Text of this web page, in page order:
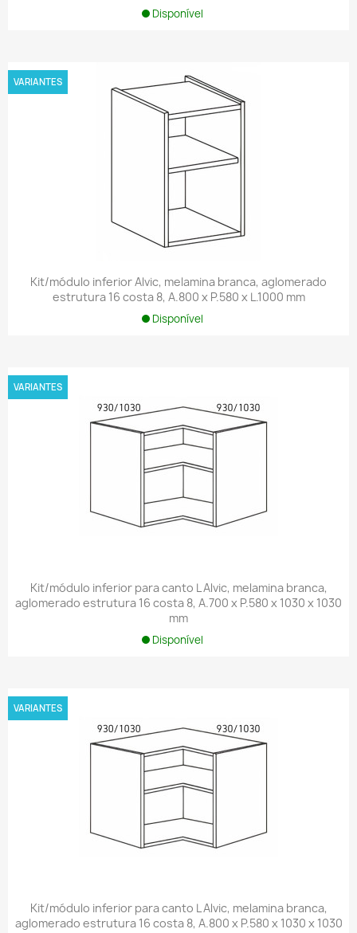
Disponível
Kit/módulo inferior Alvic, melamina branca, aglomerado
estrutura 16 costa 8, A.800 x P.580 x L.1000 mm
Disponível
VARIANTES
Kit/módulo inferior para canto L Alvic, melamina branca,
aglomerado estrutura 16 costa 8, A.700 x P.580 x 1030 x 1030
mm
Disponível
VARIANTES
Kit/módulo inferior para canto L Alvic, melamina branca,
aglomerado estrutura 16 costa 8, A.800 x P.580 x 1030 x 1030
VARIANTES